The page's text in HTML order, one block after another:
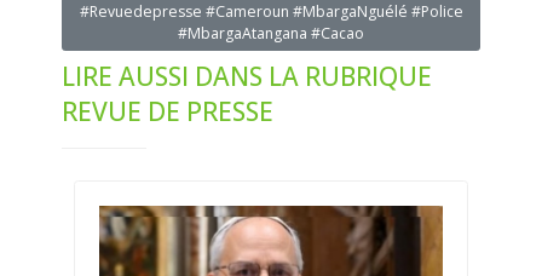
#Revuedepresse #Cameroun #MbargaNguélé #Police
#MbargaAtangana #Cacao
LIRE AUSSI DANS LA RUBRIQUE
REVUE DE PRESSE